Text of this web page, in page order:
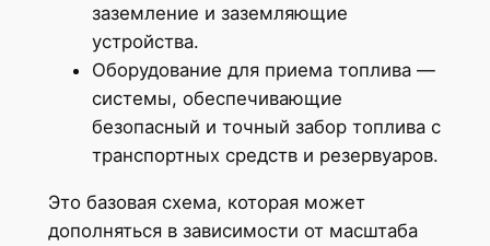
заземление и заземляющие
устройства.
Оборудование для приема топлива —
системы, обеспечивающие
безопасный и точный забор топлива с
транспортных средств и резервуаров.
Это базовая схема, которая может
дополняться в зависимости от масштаба